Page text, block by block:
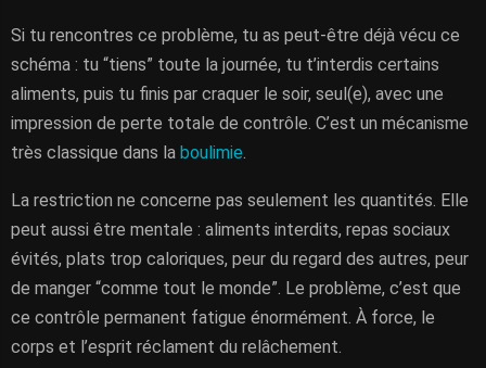
Si tu rencontres ce problème, tu as peut-être déjà vécu ce
schéma : tu “tiens” toute la journée, tu t’interdis certains
aliments, puis tu finis par craquer le soir, seul(e), avec une
impression de perte totale de contrôle. C’est un mécanisme
très classique dans la boulimie.
La restriction ne concerne pas seulement les quantités. Elle
peut aussi être mentale : aliments interdits, repas sociaux
évités, plats trop caloriques, peur du regard des autres, peur
de manger “comme tout le monde”. Le problème, c’est que
ce contrôle permanent fatigue énormément. À force, le
corps et l’esprit réclament du relâchement.